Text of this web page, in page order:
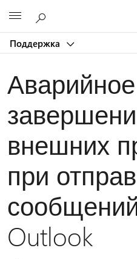
Поддержка
Аварийное
внешних
при
Outlook